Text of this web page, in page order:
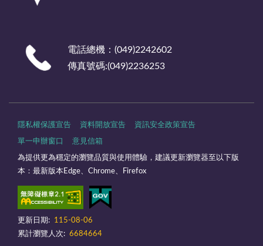
電話總機：(049)2242602
傳真號碼:(049)2236253
隱私權保護宣告 資料開放宣告 資訊安全政策宣告
單一申辦窗口 意見信箱
為提供更為穩定的瀏覽品質與使用體驗，建議更新瀏覽器至以下版
本：最新版本Edge、Chrome、Firefox
更新日期:
115-08-06
累計瀏覽人次: 6684664